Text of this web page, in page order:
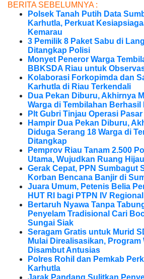
BERITA SEBELUMNYA :
Polsek Tanah Putih Data
Karhutla, Perkuat
Kemarau
3 Pemilik 8 Paket Sabu di
Ditangkap Polisi
Monyet Peneror Warga
BBKSDA Riau untuk
Kolaborasi Forkopimda dan
Karhutla di Riau Terkendali
Dua Pekan Diburu, Akhirnya
Warga di Tembilahan Berhasil
Plt Gubri Tinjau Operasi
Hampir Dua Pekan Diburu,
Diduga Serang 18 Warga di
Ditangkap
Pemprov Riau Tanam 2.500
Utama, Wujudkan Ruang
Gerak Cepat, PPN Sumbagut
Korban Bencana Banjir di
Juara Umum, Petenis Belia
HUT RI bagi PTPN IV Regional
Bertaruh Nyawa Tanpa
Penyelam Tradisional Cari
Sungai Siak
Seragam Gratis untuk Murid
Mulai Direalisasikan, Program
Disambut Antusias
Polres Rohil dan Pemkab
Karhutla